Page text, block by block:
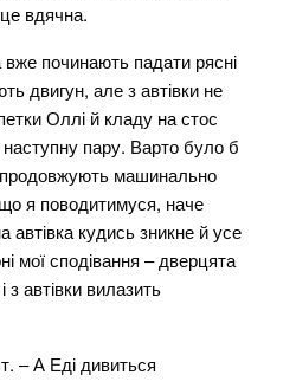
вдячна.
починають падати рясні
двигун, але з автівки не
Оллі й кладу на стос
пару. Варто було б
продовжують машинально
я поводитимуся, наче
автівка кудись зникне й усе
мої сподівання – дверцята
з автівки вилазить
– А Еді дивиться